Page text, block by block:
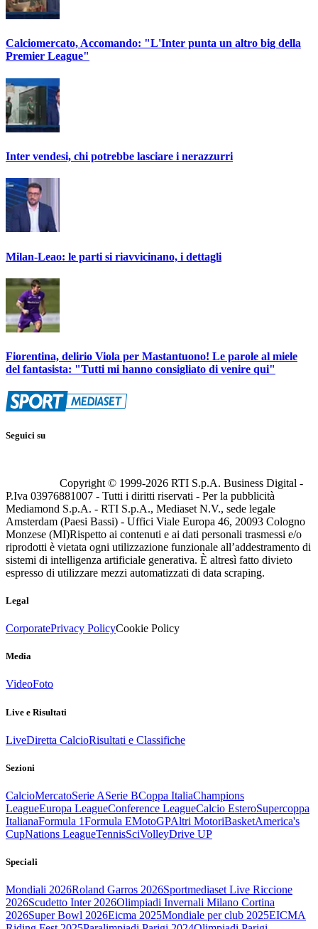
Calciomercato, Accomando: "L'Inter punta un altro big della
Premier League"
Inter vendesi, chi potrebbe lasciare i nerazzurri
Milan-Leao: le parti si riavvicinano, i dettagli
Fiorentina, delirio Viola per Mastantuono! Le parole al miele
del fantasista: "Tutti mi hanno consigliato di venire qui"
Seguici su
Copyright © 1999-2026 RTI S.p.A. Business Digital -
P.Iva 03976881007 - Tutti i diritti riservati - Per la pubblicità
Mediamond S.p.A. - RTI S.p.A., Mediaset N.V., sede legale
Amsterdam (Paesi Bassi) - Uffici Viale Europa 46, 20093 Cologno
Monzese (MI)Rispetto ai contenuti e ai dati personali trasmessi e/o
riprodotti è vietata ogni utilizzazione funzionale all’addestramento di
sistemi di intelligenza artificiale generativa. È altresì fatto divieto
espresso di utilizzare mezzi automatizzati di data scraping.
Legal
CorporatePrivacy PolicyCookie Policy
Media
VideoFoto
Live e Risultati
LiveDiretta CalcioRisultati e Classifiche
Sezioni
CalcioMercatoSerie ASerie BCoppa ItaliaChampions
LeagueEuropa LeagueConference LeagueCalcio EsteroSupercoppa
ItalianaFormula 1Formula EMotoGPAltri MotoriBasketAmerica's
CupNations LeagueTennisSciVolleyDrive UP
Speciali
Mondiali 2026Roland Garros 2026Sportmediaset Live Riccione
2026Scudetto Inter 2026Olimpiadi Invernali Milano Cortina
2026Super Bowl 2026Eicma 2025Mondiale per club 2025EICMA